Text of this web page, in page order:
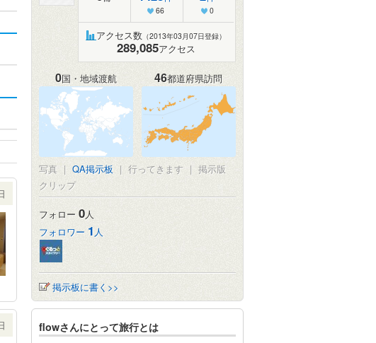
66 0
アクセス数 （2013年03月07日登録）
289,085アクセス
0国・地域渡航 46都道府県訪問
写真 | QA掲示板 | 行ってきます | 掲示版
クリップ
フォロー 0人
フォロワー 1 人
掲示板に書く>>
flowさんにとって旅行とは